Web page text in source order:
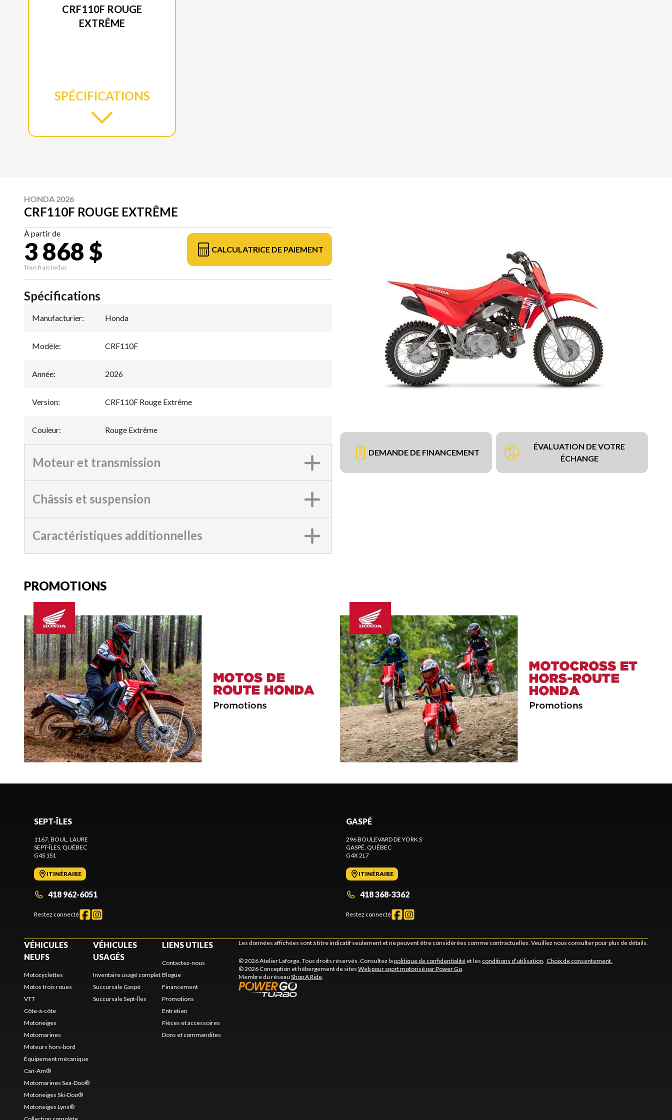
CRF110F ROUGE
EXTRÊME
SPÉCIFICATIONS
HONDA 2026
CRF110F ROUGE EXTRÊME
À partir de
3 868 $
Tous frais inclus
CALCULATRICE DE PAIEMENT
DEMANDE DE FINANCEMENT
ÉVALUATION DE VOTRE
ÉCHANGE
Spécifications
Manufacturier: Honda
Modèle: CRF110F
Année: 2026
Version: CRF110F Rouge Extrême
Couleur: Rouge Extrême
Moteur et transmission
Châssis et suspension
Caractéristiques additionnelles
PROMOTIONS
SEPT-ÎLES
1167, BOUL. LAURE
SEPT-ÎLES, QUÉBEC
G4S 1S1
ITINÉRAIRE
418 962-6051
Restez connecté
GASPÉ
296 BOULEVARD DE YORK S
GASPÉ, QUÉBEC
G4X 2L7
ITINÉRAIRE
418 368-3362
Restez connecté
VÉHICULES
NEUFS
Motocyclettes
Motos trois roues
VTT
Côte-à-côte
Motoneiges
Motomarines
Moteurs hors-bord
Équipement mécanique
Can-Am®
Motomarines Sea-Doo®
Motoneiges Ski-Doo®
Motoneiges Lynx®
VÉHICULES
USAGÉS
Inventaire usagé complet
Succursale Gaspé
Succursale Sept-Îles
LIENS UTILES
Contactez-nous
Blogue
Financement
Promotions
Entretien
Pièces et accessoires
Dons et commandites
Les données affichées sont à titre indicatif seulement et ne peuvent être considérées comme contractuelles. Veuillez nous consulter pour plus de détails.
© 2026 Atelier Laforge. Tous droits réservés. Consultez la politique de confidentialité et les conditions d'utilisation. Choix de consentement.
© 2026 Conception et hébergement de sites Web pour sport motorisé par Power Go.
Membre du réseau Shop A Ride.